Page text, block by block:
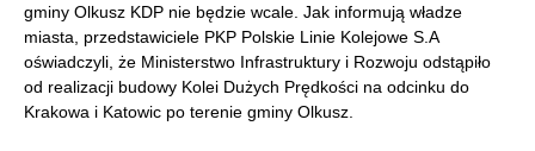
gminy Olkusz KDP nie będzie wcale. Jak informują władze
miasta, przedstawiciele PKP Polskie Linie Kolejowe S.A
oświadczyli, że Ministerstwo Infrastruktury i Rozwoju odstąpiło
od realizacji budowy Kolei Dużych Prędkości na odcinku do
Krakowa i Katowic po terenie gminy Olkusz.